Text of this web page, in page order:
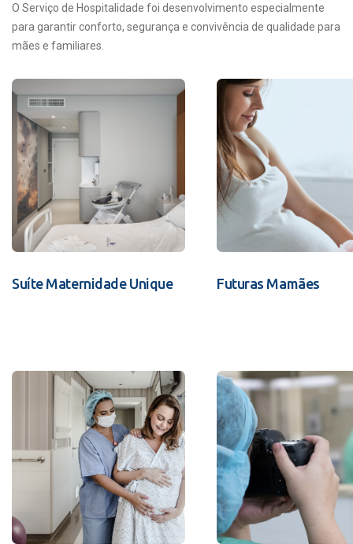
O Serviço de Hospitalidade foi desenvolvimento especialmente
para garantir conforto, segurança e convivência de qualidade para
mães e familiares.
Suíte Maternidade Unique Futuras Mamães